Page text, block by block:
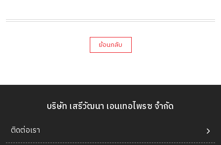
ย้อนกลับ
บริษัท เสรีวัฒนา เอนเทอไพรซ จำกัด
ติดต่อเรา